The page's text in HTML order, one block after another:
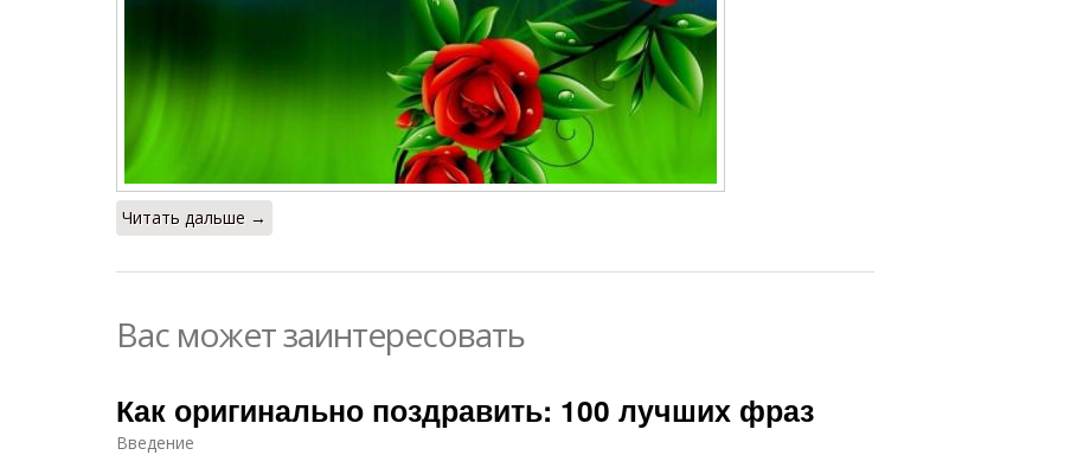
Читать дальше →
Вас может заинтересовать
Как оригинально поздравить: 100 лучших фраз
Введение